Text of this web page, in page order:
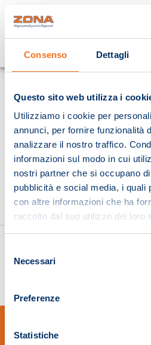
Consenso Dettagli
Questo sito web utilizza i
Utilizziamo i cookie per
annunci, per fornire funzionalità
analizzare il nostro traffico.
informazioni sul modo in cui
nostri partner che si occupano
pubblicità e social media, i quali
con altre informazioni che ha
raccolto dal suo utilizzo dei loro
delNecessari
Preferenze
Statistiche
Cosa stai cercando?
Pistoia 01680210505 – R.E.A. n.155974 -
Società adotta il Codice Etico D.lgs. 231/01